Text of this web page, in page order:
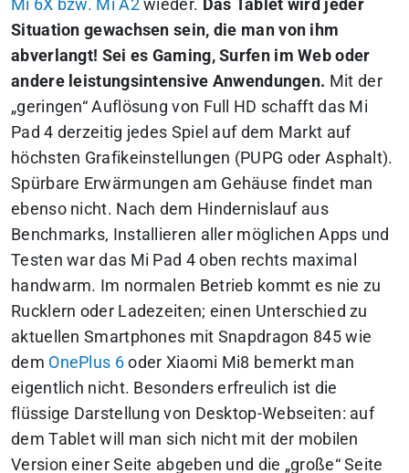
Mi 6X bzw. Mi A2wieder. Das Tablet wird jeder
Situation gewachsen sein, die man von ihm
abverlangt! Sei es Gaming, Surfen im Web oder
andere leistungsintensive Anwendungen. Mit der
„geringen“ Auflösung von Full HD schafft das Mi
Pad 4 derzeitig jedes Spiel auf dem Markt auf
höchsten Grafikeinstellungen (PUPG oder Asphalt).
Spürbare Erwärmungen am Gehäuse findet man
ebenso nicht. Nach dem Hindernislauf aus
Benchmarks, Installieren aller möglichen Apps und
Testen war das Mi Pad 4 oben rechts maximal
handwarm. Im normalen Betrieb kommt es nie zu
Rucklern oder Ladezeiten; einen Unterschied zu
aktuellen Smartphones mit Snapdragon 845 wie
dem OnePlus 6oder Xiaomi Mi8 bemerkt man
eigentlich nicht. Besonders erfreulich ist die
flüssige Darstellung von Desktop-Webseiten: auf
dem Tablet will man sich nicht mit der mobilen
Version einer Seite abgeben und die „große“ Seite